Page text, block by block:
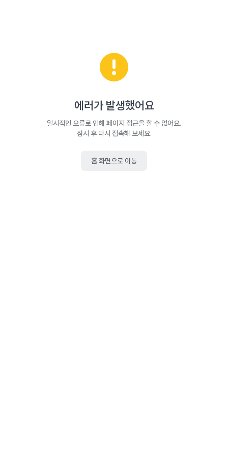
에러가 발생했어요
일시적인 오류로 인해 페이지 접근을 할 수 없어요.
잠시 후 다시 접속해 보세요.
홈 화면으로 이동